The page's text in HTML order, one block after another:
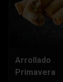
Arrollado
Primavera